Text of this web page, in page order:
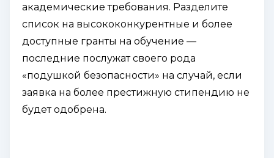
академические требования. Разделите
список на высококонкурентные и более
доступные гранты на обучение —
последние послужат своего рода
«подушкой безопасности» на случай, если
заявка на более престижную стипендию не
будет одобрена.